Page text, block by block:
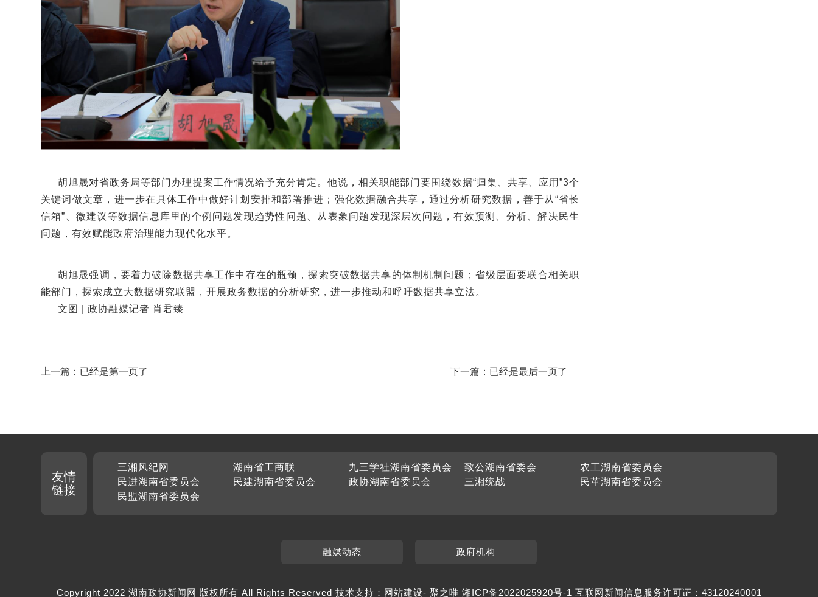
胡旭晟对省政务局等部门办理提案工作情况给予充分肯定。他说，相关职能部门要围绕数据“归集、共享、应用”3个
关键词做文章，进一步在具体工作中做好计划安排和部署推进；强化数据融合共享，通过分析研究数据，善于从“省长
信箱”、微建议等数据信息库里的个例问题发现趋势性问题、从表象问题发现深层次问题，有效预测、分析、解决民生
问题，有效赋能政府治理能力现代化水平。
胡旭晟强调，要着力破除数据共享工作中存在的瓶颈，探索突破数据共享的体制机制问题；省级层面要联合相关职
能部门，探索成立大数据研究联盟，开展政务数据的分析研究，进一步推动和呼吁数据共享立法。
文图 | 政协融媒记者 肖君臻
上一篇：已经是第一页了 下一篇：已经是最后一页了
友情
链接
三湘风纪网 湖南省工商联 九三学社湖南省委员会 致公湖南省委会
农工湖南省委员会
民进湖南省委员会
民建湖南省委员会 政协湖南省委员会 三湘统战
民革湖南省委员会
民盟湖南省委员会
融媒动态 政府机构
Copyright 2022 湖南政协新闻网 版权所有 All Rights Reserved 技术支持： 网站建设- 聚之唯 湘ICP备2022025920号-1 互联网新闻信息服务许可证：43120240001